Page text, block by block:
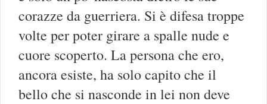
corazze da guerriera. Si è difesa troppe
volte per poter girare a spalle nude e
cuore scoperto. La persona che ero,
ancora esiste, ha solo capito che il
bello che si nasconde in lei non deve